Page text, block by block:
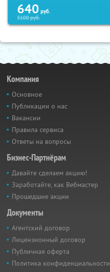
640 руб.
5100руб.
Компания
Основное
Публикации о нас
Вакансии
Правила сервиса
Ответы на вопросы
Бизнес-Партнёрам
Давайте сделаем акцию!
Заработайте, как Вебмастер
Прошедшие акции
Документы
Агентский договор
Лицензионный договор
Публичная оферта
Политика конфиденциальности